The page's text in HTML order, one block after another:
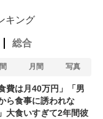
キング
総合
月間 写真
食費は月40万円」「男
ら食事に誘われな
大食いすぎて2年間彼